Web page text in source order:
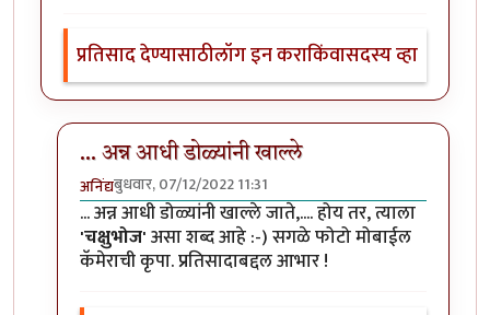
प्रतिसाद देण्यासाठीलॉग इन कराकिंवासदस्य व्हा
... अन्न आधी डोळ्यांनी खाल्ले
अनिंद्यबुधवार, 07/12/2022 11:31
In reply toआवडलेbyज्ञानोबाचे पैजार
... अन्न आधी डोळ्यांनी खाल्ले जाते,.... होय तर, त्याला
'चक्षुभोज'असा शब्द आहे :-) सगळे फोटो मोबाईल
कॅमेराची कृपा. प्रतिसादाबद्दल आभार !